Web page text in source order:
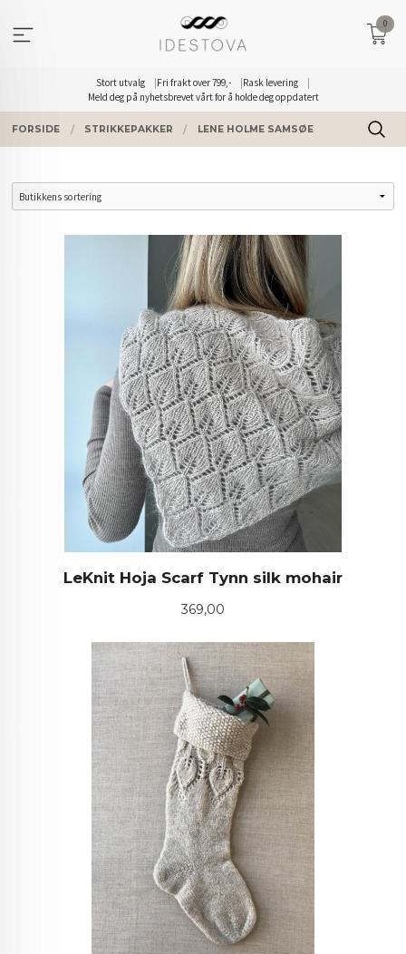
innholdet
Stort utvalg Fri frakt over 799,-
Rask levering
Meld deg på nyhetsbrevet vårt for å holde deg oppdatert
0
FORSIDE STRIKKEPAKKER LENE HOLME SAMSØE
LeKnit Hoja Scarf Tynn silk mohair
Pris
369,00